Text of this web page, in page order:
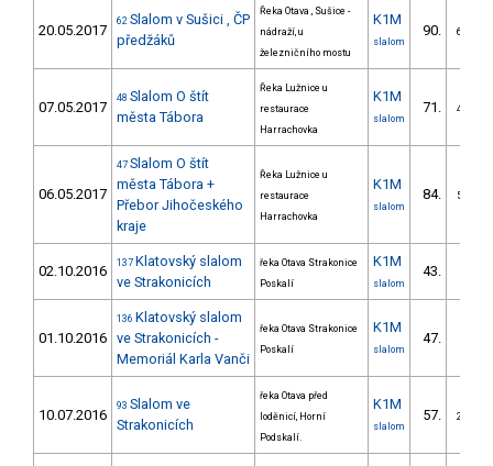
20.05.2017
62 Slalom v Sušici , ČP
předžáků
Řeka Otava , Sušice -
nádraží, u
železničního mostu
K1M
slalom
90. 6/VS
07.05.2017
48 Slalom O štít
města Tábora
Řeka Lužnice u
restaurace
Harrachovka
K1M
slalom
71. 4/VS
06.05.2017
47 Slalom O štít
města Tábora +
Přebor Jihočeského
kraje
Řeka Lužnice u
restaurace
Harrachovka
K1M
slalom
84. 5/VS
02.10.2016 137 Klatovský slalom
ve Strakonicích
řeka Otava Strakonice
Poskalí
K1M
slalom
43.
01.10.2016
136 Klatovský slalom
ve Strakonicích -
Memoriál Karla Vanči
řeka Otava Strakonice
Poskalí
K1M
slalom
47.
10.07.2016
93 Slalom ve
Strakonicích
řeka Otava před
loděnicí, Horní
Podskalí.
K1M
slalom
57. 2/VS